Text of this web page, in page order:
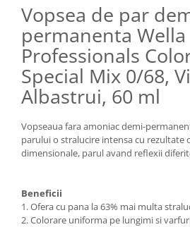
Vopsea de par
permanenta Wella
Professionals
Special Mix 0/68,
Albastrui, 60 ml
Vopseaua fara amoniac demi-
parului o stralucire intensa cu rezultate
dimensionale, parul avand reflexii
Beneficii
1. Ofera cu pana la 63% mai multa
2. Colorare uniforma pe lungimi si